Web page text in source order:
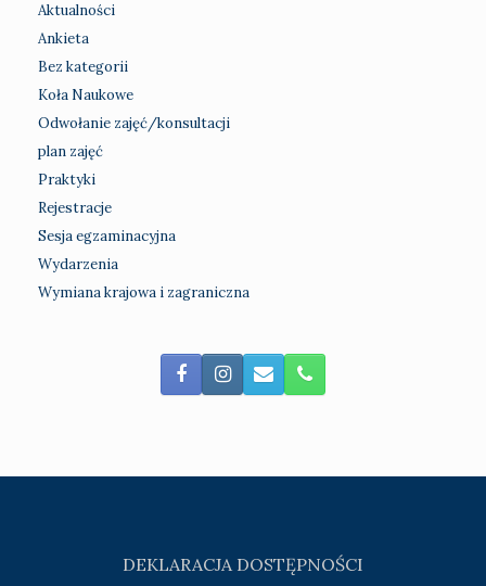
Aktualności
Ankieta
Bez kategorii
Koła Naukowe
Odwołanie zajęć/konsultacji
plan zajęć
Praktyki
Rejestracje
Sesja egzaminacyjna
Wydarzenia
Wymiana krajowa i zagraniczna
DEKLARACJA DOSTĘPNOŚCI